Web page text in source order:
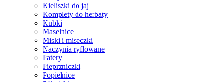
Kieliszki do jaj
Komplety do herbaty
Kubki
Maselnice
Miski i miseczki
Naczynia ryflowane
Patery
Pieprzniczki
Popielnice